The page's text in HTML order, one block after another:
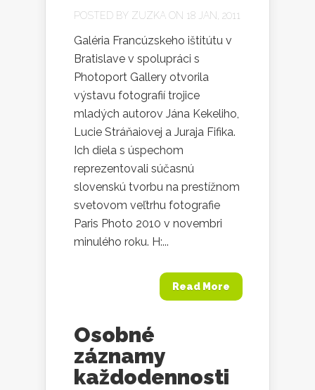
POSTED BY ZUZKA ON 18 JAN, 2011
Galéria Francúzskeho ištitútu v
Bratislave v spolupráci s
Photoport Gallery otvorila
výstavu fotografií trojice
mladých autorov Jána Kekeliho,
Lucie Stráňaiovej a Juraja Fifika.
Ich diela s úspechom
reprezentovali súčasnú
slovenskú tvorbu na prestížnom
svetovom veľtrhu fotografie
Paris Photo 2010 v novembri
minulého roku. H:...
Read More
Osobné
záznamy
každodennosti